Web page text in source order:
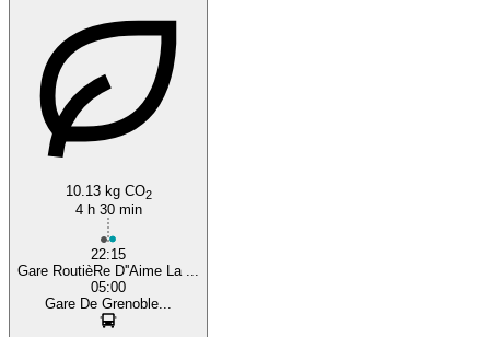
10.13 kg CO2
4 h 30 min
22:15
Gare RoutièRe D''Aime La ...
05:00
Gare De Grenoble...